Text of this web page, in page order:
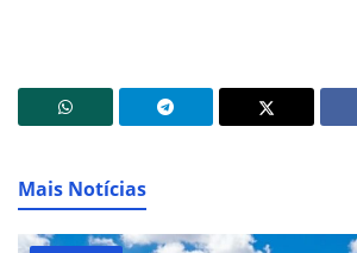
Mais Notícias